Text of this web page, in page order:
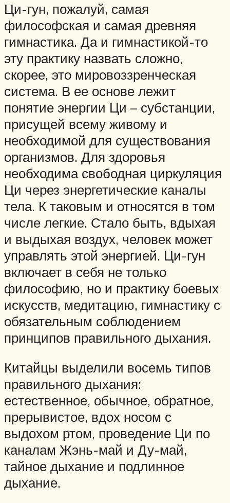
Ци-гун, пожалуй, самая
философская и самая древняя
гимнастика. Да и гимнастикой-то
эту практику назвать сложно,
скорее, это мировоззренческая
система. В ее основе лежит
понятие энергии Ци – субстанции,
присущей всему живому и
необходимой для существования
организмов. Для здоровья
необходима свободная циркуляция
Ци через энергетические каналы
тела. К таковым и относятся в том
числе легкие. Стало быть, вдыхая
и выдыхая воздух, человек может
управлять этой энергией. Ци-гун
включает в себя не только
философию, но и практику боевых
искусств, медитацию, гимнастику с
обязательным соблюдением
принципов правильного дыхания.
Китайцы выделили восемь типов
правильного дыхания:
естественное, обычное, обратное,
прерывистое, вдох носом с
выдохом ртом, проведение Ци по
каналам Жэнь-май и Ду-май,
тайное дыхание и подлинное
дыхание.